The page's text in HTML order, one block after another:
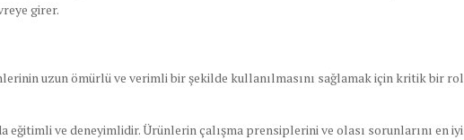
girer.
uzun ömürlü ve verimli bir şekilde kullanılmasını sağlamak için kritik bir rol
eğitimli ve deneyimlidir. Ürünlerin çalışma prensiplerini ve olası sorunlarını en iyi